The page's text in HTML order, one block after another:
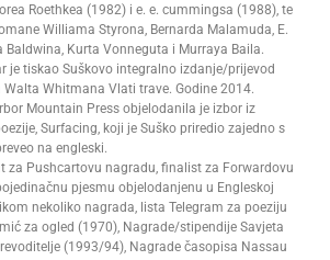
Roethkea (1982) i e. e. cummingsa (1988), te
Williama Styrona, Bernarda Malamuda, E.
Baldwina, Kurta Vonneguta i Murraya Baila.
je tiskao Suškovo integralno izdanje/prijevod
Whitmana Vlati trave. Godine 2014.
Mountain Press objelodanila je izbor iz
Surfacing, koji je Suško priredio zajedno s
na engleski.
za Pushcartovu nagradu, finalist za Forwardovu
pjesmu objelodanjenu u Engleskoj
nekoliko nagrada, lista Telegram za poeziju
za ogled (1970), Nagrade/stipendije Savjeta
(1993/94), Nagrade časopisa Nassau